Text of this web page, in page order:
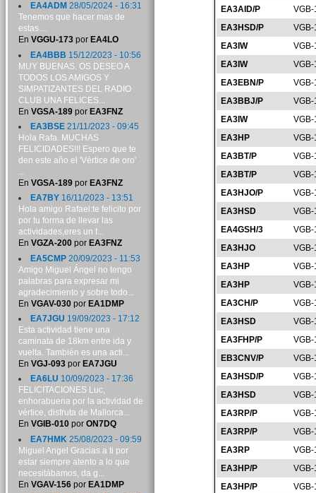
EA3AID/P
EA3HSD/P
EA3IW
EA3IW
EA3EBN/P
EA3BBJ/P
EA3IW
EA3HP
EA3BT/P
EA3BT/P
EA3HJO/P
EA3HSD
EA4GSH/3
EA3HJO
EA3HP
EA3HP
EA3CH/P
EA3HSD
EA3FHP/P
EB3CNV/P
EA3HSD/P
EA3HSD
EA3RP/P
EA3RP/P
EA3RP
EA3HP/P
EA3HP/P
EA4ADM 28/05/2024 - 16:31
Tenemos que hacer mas de
estas....
En VGGU-173por EA4LO
EA4BBB 15/12/2023 - 10:56
MUY BUENAS. OS DESEO A
TODOS LOS AMIGOS Y
SIMPATIZANTES DEL RADIO
CLUB UNA FELICES...
En VGSA-189por EA3FNZ
EA3BSE21/11/2023 - 09:45
Hola Rafa. MUCHAS
FELICIDADES!!! Espero que te
den este año el 'Vértice de oro'
...
En VGSA-189por EA3FNZ
EA7BY16/11/2023 - 13:51
Hola amigo Rafael:te felicito por
por tu forma de llevar las
actividades,eres un f...
En VGZA-200por EA3FNZ
EA5CMP20/09/2023 - 11:53
Amigo Miguel Ángel no tengo
palabras para expresar mi
agradecimiento y sobre todo...
En VGAV-030por EA1DMP
EA7JGU 19/09/2023 - 17:12
Esta actividad tiene una
caminata de 18km entre ida y
vuelta. También es una acti...
En VGJ-093por EA7JGU
EA6LU 10/09/2023 - 17:36
FELICITACIONES Luc,
enhorabuena por la actividad de
vértice, disfruta de Mallorca...
En VGIB-010por ON7DQ
EA7HMK 25/08/2023 - 09:59
Miguel Angel Gracias a ti por
estar siempre atento a lo que
necesitábamos, da g...
En VGAV-156por EA1DMP